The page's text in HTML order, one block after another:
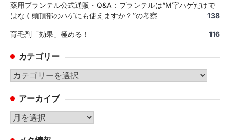
薬用プランテル公式通販・Q&A：プランテルは“M字ハゲだけで
はなく頭頂部のハゲにも使えますか？”の考察
138
育毛剤「効果」極める！ 116
カテゴリー
カ
ゴ
リ
ー
アーカイブ
ア